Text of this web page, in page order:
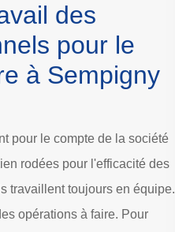
des
pour le
à Sempigny
pour le compte de la société
rodées pour l'efficacité des
travaillent toujours en équipe.
opérations à faire. Pour